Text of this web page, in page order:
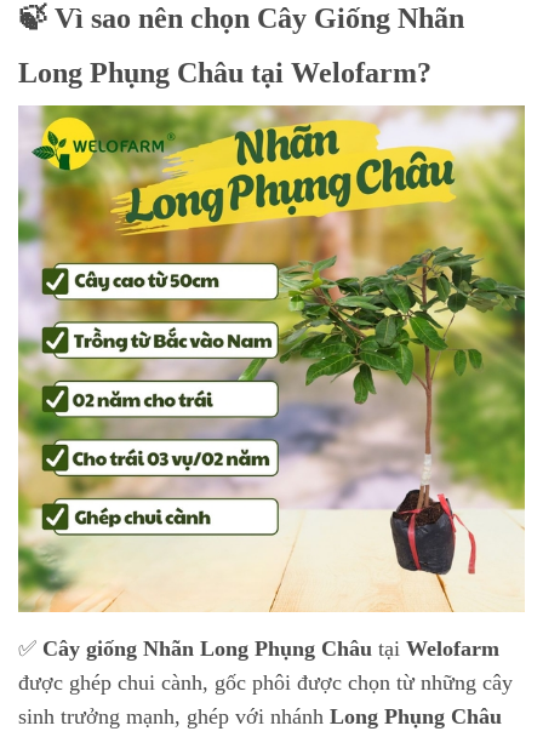
🍃 Vì sao nên chọn Cây Giống Nhãn
Long Phụng Châu tại Welofarm?
✅ Cây giống Nhãn Long Phụng Châu tại Welofarm
được ghép chui cành, gốc phôi được chọn từ những cây
sinh trưởng mạnh, ghép với nhánh Long Phụng Châu